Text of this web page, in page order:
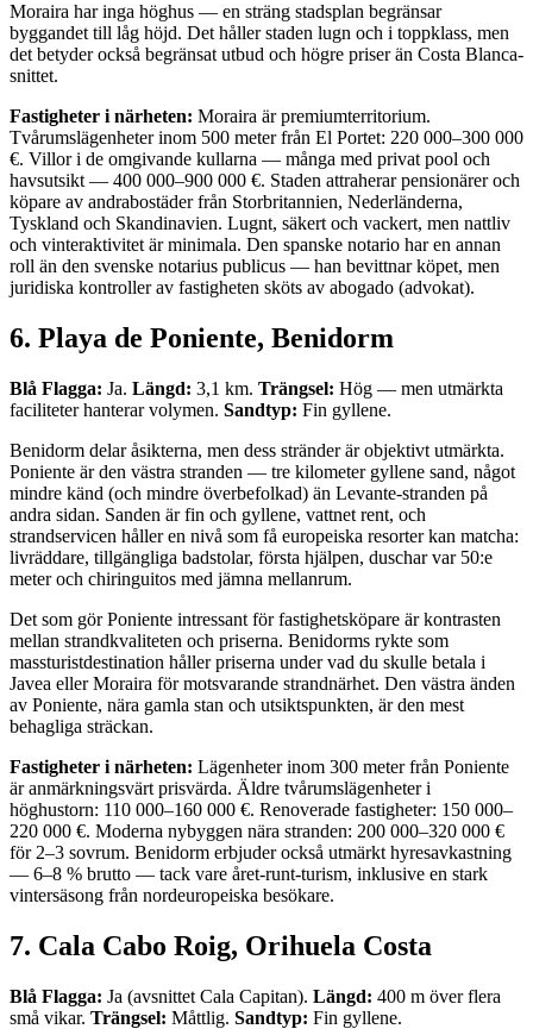
Moraira har inga höghus — en sträng stadsplan begränsar
byggandet till låg höjd. Det håller staden lugn och i toppklass, men
det betyder också begränsat utbud och högre priser än Costa Blanca-
snittet.
Fastigheter i närheten: Moraira är premiumterritorium.
Tvårumslägenheter inom 500 meter från El Portet: 220 000–300 000
€. Villor i de omgivande kullarna — många med privat pool och
havsutsikt — 400 000–900 000 €. Staden attraherar pensionärer och
köpare av andrabostäder från Storbritannien, Nederländerna,
Tyskland och Skandinavien. Lugnt, säkert och vackert, men nattliv
och vinteraktivitet är minimala. Den spanske notario har en annan
roll än den svenske notarius publicus — han bevittnar köpet, men
juridiska kontroller av fastigheten sköts av abogado (advokat).
6. Playa de Poniente, Benidorm
Blå Flagga: Ja. Längd: 3,1 km. Trängsel: Hög — men utmärkta
faciliteter hanterar volymen. Sandtyp: Fin gyllene.
Benidorm delar åsikterna, men dess stränder är objektivt utmärkta.
Poniente är den västra stranden — tre kilometer gyllene sand, något
mindre känd (och mindre överbefolkad) än Levante-stranden på
andra sidan. Sanden är fin och gyllene, vattnet rent, och
strandservicen håller en nivå som få europeiska resorter kan matcha:
livräddare, tillgängliga badstolar, första hjälpen, duschar var 50:e
meter och chiringuitos med jämna mellanrum.
Det som gör Poniente intressant för fastighetsköpare är kontrasten
mellan strandkvaliteten och priserna. Benidorms rykte som
massturistdestination håller priserna under vad du skulle betala i
Javea eller Moraira för motsvarande strandnärhet. Den västra änden
av Poniente, nära gamla stan och utsiktspunkten, är den mest
behagliga sträckan.
Fastigheter i närheten: Lägenheter inom 300 meter från Poniente
är anmärkningsvärt prisvärda. Äldre tvårumslägenheter i
höghustorn: 110 000–160 000 €. Renoverade fastigheter: 150 000–
220 000 €. Moderna nybyggen nära stranden: 200 000–320 000 €
för 2–3 sovrum. Benidorm erbjuder också utmärkt hyresavkastning
— 6–8 % brutto — tack vare året-runt-turism, inklusive en stark
vintersäsong från nordeuropeiska besökare.
7. Cala Cabo Roig, Orihuela Costa
Blå Flagga: Ja (avsnittet Cala Capitan). Längd: 400 m över flera
små vikar. Trängsel: Måttlig. Sandtyp: Fin gyllene.